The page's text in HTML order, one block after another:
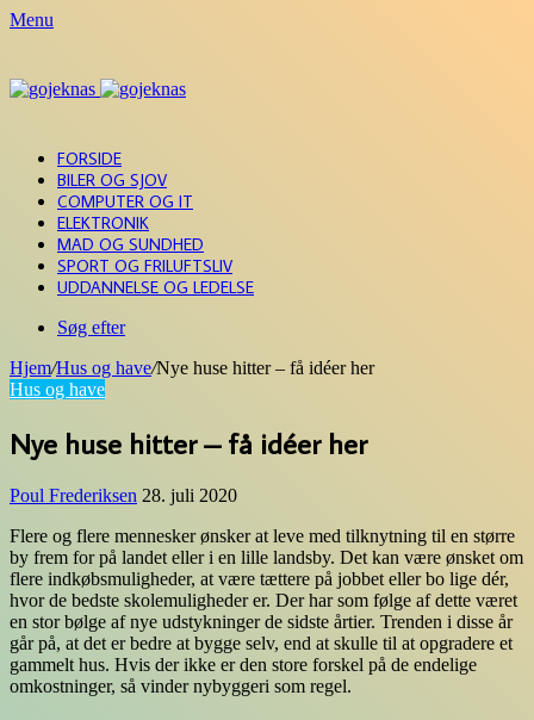
Menu
FORSIDE
BILER OG SJOV
COMPUTER OG IT
ELEKTRONIK
MAD OG SUNDHED
SPORT OG FRILUFTSLIV
UDDANNELSE OG LEDELSE
Søg efter
Hjem/Hus og have/Nye huse hitter – få idéer her
Hus og have
Nye huse hitter – få idéer her
Poul Frederiksen 28. juli 2020
Flere og flere mennesker ønsker at leve med tilknytning til en større
by frem for på landet eller i en lille landsby. Det kan være ønsket om
flere indkøbsmuligheder, at være tættere på jobbet eller bo lige dér,
hvor de bedste skolemuligheder er. Der har som følge af dette været
en stor bølge af nye udstykninger de sidste årtier. Trenden i disse år
går på, at det er bedre at bygge selv, end at skulle til at opgradere et
gammelt hus. Hvis der ikke er den store forskel på de endelige
omkostninger, så vinder nybyggeri som regel.